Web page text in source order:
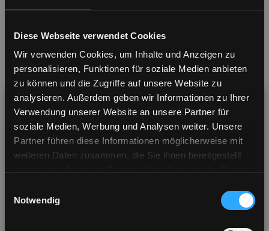
Diese Webseite verwendet Cookies
Wir verwenden Cookies, um Inhalte und Anzeigen zu
personalisieren, Funktionen für soziale Medien anbieten
zu können und die Zugriffe auf unsere Website zu
analysieren. Außerdem geben wir Informationen zu Ihrer
Verwendung unserer Website an unsere Partner für
soziale Medien, Werbung und Analysen weiter. Unsere
Partner führen diese Informationen möglicherweise mit
weiteren Daten zusammen, die Sie ihnen bereitgestellt
Notwendig
andere Mittel festgestellt werden, rechtzeitig beheben.
Wer wir sind
FKA Brands Ltd. ist eine Tochtergesellschaft von FKA
Distributing Co LLC (FKA), einer US-amerikanischen
Gesellschaft mit beschränkter Haftung (limited liability), die
vertreibt derzeit Produkte in Europa, dem Nahen Osten und
Afrika unter den folgenden Marken und Lizenzen:
- House of Marley
for a better shopping experience & shipping